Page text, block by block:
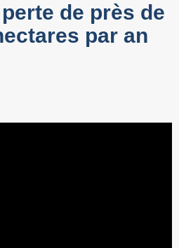
de près de
par an